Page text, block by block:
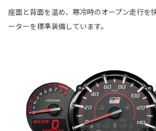
座面と背面を温め、寒冷時のオープン走行を
ーターを標準装備しています。